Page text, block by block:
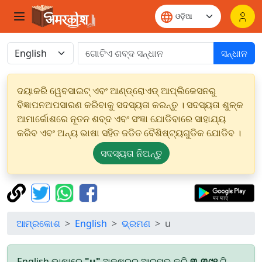
ସନ୍ଧାନ
ଦୟାକରି ୱେବସାଇଟ୍ ଏବଂ ଆଣ୍ଡ୍ରୋଏଡ୍ ଆପ୍ଲିକେସନରୁ
ବିଜ୍ଞାପନଅପସାରଣ କରିବାକୁ ସଦସ୍ୟତା କରନ୍ତୁ । ସଦସ୍ୟତା ଶୁଳ୍କ
ଆମାର୍କୋଶରେ ନୂତନ ଶବ୍ଦ ଏବଂ ସଂଜ୍ଞା ଯୋଡିବାରେ ସାହାଯ୍ୟ
କରିବ ଏବଂ ଅନ୍ୟ ଭାଷା ସହିତ ଜଡିତ ବୈଶିଷ୍ଟ୍ୟଗୁଡିକ ଯୋଡିବ ।
ସଦସ୍ୟତା ନିଅନ୍ତୁ
ଆମ୍ରକୋଶ English ଭ୍ରମଣ u